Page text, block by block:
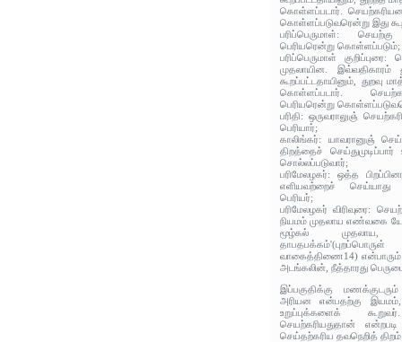
கொள்ளப்படார்.
கொள்ளப்படுவரென்று இது
பரிப்பெருமாள்:
பெரியரென்று கொள்ளப்படும்;
பரிப்பெருமாள்
முதலாயின. இவ்வதிகாரம்
கூறப்பட்டதாயினும், துறவு
கொள்ளப்படார்.
பெரியரென்று
பரிதி: ஒருவராலுஞ்
பெரியார்;
காலிங்கர்: யாவரானுஞ்
திறத்தைச்
சொல்லப்படுவார்;
பரிமேலழகர்: ஒத்த
எளியவற்றைச் செய்யாது
பெரியர்;
பரிமேலழகர் விரிவுரை:
நியமம் முதலாய எண்வகை
மூழ்கல் முதலாய,
வாகைத்திணை14)
அடங்கலின், நீத்தாரது
இப்பகுதிக்கு
அரியன என்பதற்கு
உறுப்புக்களைக்
செயற்கரியதுதான்
செய்தற்கரிய தவநெறித்